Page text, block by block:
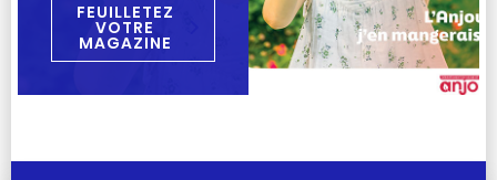
FEUILLETEZ
VOTRE
MAGAZINE